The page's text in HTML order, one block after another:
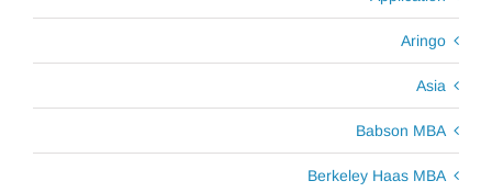
Aringo
Asia
Babson MBA
Berkeley Haas MBA